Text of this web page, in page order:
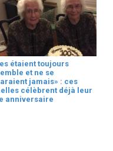
étaient toujours
et ne se
jamais» : ces
célèbrent déjà leur
anniversaire